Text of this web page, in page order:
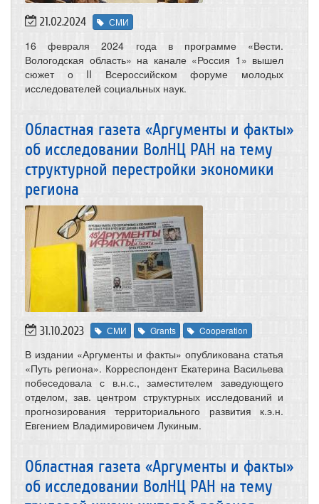
21.02.2024 СМИ
16 февраля 2024 года в программе «Вести.
Вологодская область» на канале «Россия 1» вышел
сюжет о II Всероссийском форуме молодых
исследователей социальных наук.
Областная газета «Аргументы и факты»
об исследовании ВолНЦ РАН на тему
структурной перестройки экономики
региона
31.10.2023 СМИ Grants Cooperation
В издании «Аргументы и факты» опубликована статья
«Путь региона». Корреспондент Екатерина Васильева
побеседовала с в.н.с., заместителем заведующего
отделом, зав. центром структурных исследований и
прогнозирования территориального развития к.э.н.
Евгением Владимировичем Лукиным.
Областная газета «Аргументы и факты»
об исследовании ВолНЦ РАН на тему